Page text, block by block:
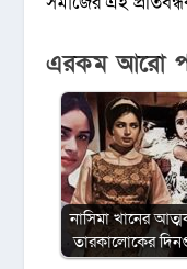
এরকম আরো
নাসিমা খানের
তারকালোকের